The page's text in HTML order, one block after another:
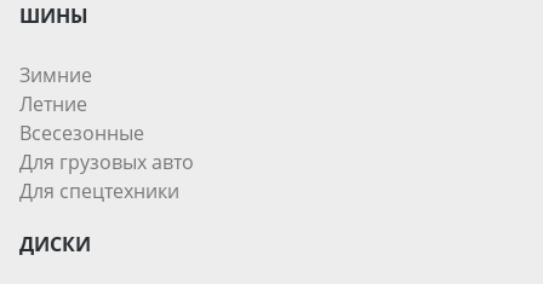
ШИНЫ
Зимние
Летние
Всесезонные
Для грузовых авто
Для спецтехники
ДИСКИ